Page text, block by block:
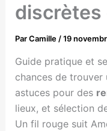
ParCamille /19
Guide pratique et
chances de trouver
astuces pour des
lieux, et sélection
Un fil rouge suit